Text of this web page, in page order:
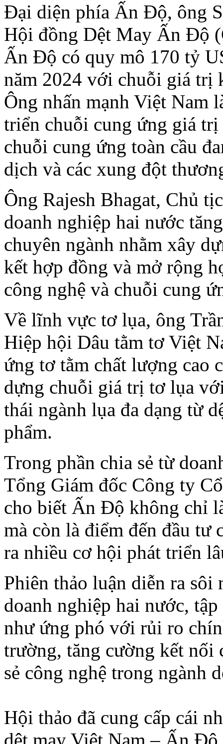
Đại diện phía Ấn Độ, ông
Hội đồng Dệt May Ấn Độ
Ấn Độ có quy mô 170 tỷ
năm 2024 với chuỗi giá trị
Ông nhấn mạnh Việt Nam
triển chuỗi cung ứng giá
chuỗi cung ứng toàn cầu
dịch và các xung đột
Ông Rajesh Bhagat, Chủ
doanh nghiệp hai nước
chuyên ngành nhằm xây
kết hợp đồng và mở rộng
công nghệ và chuỗi cung
Về lĩnh vực tơ lụa, ông
Hiệp hội Dâu tằm tơ Việt
ứng tơ tằm chất lượng cao
dựng chuỗi giá trị tơ lụa
thái ngành lụa đa dạng từ
phẩm.
Trong phần chia sẻ từ
Tổng Giám đốc Công ty
cho biết Ấn Độ không chỉ
mà còn là điểm đến đầu tư
ra nhiều cơ hội phát triển
Phiên thảo luận diễn ra
doanh nghiệp hai nước,
như ứng phó với rủi ro
trường, tăng cường kết nối
sẻ công nghệ trong ngành
Hội thảo đã cung cấp cái
dệt may Việt Nam – Ấn